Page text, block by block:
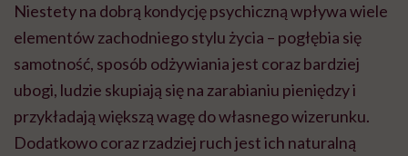
Niestety na dobrą kondycję psychiczną wpływa wiele
elementów zachodniego stylu życia – pogłębia się
samotność, sposób odżywiania jest coraz bardziej
ubogi, ludzie skupiają się na zarabianiu pieniędzy i
przykładają większą wagę do własnego wizerunku.
Dodatkowo coraz rzadziej ruch jest ich naturalną